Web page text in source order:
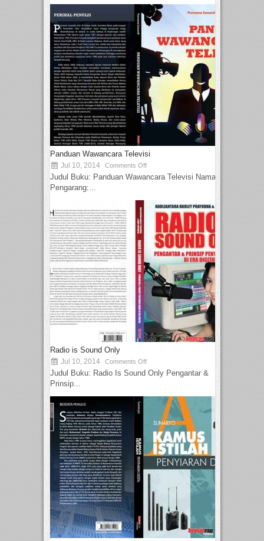
Panduan Wawancara Televisi
Jul 10, 2014 Comments Off
Judul Buku: Panduan Wawancara Televisi Nama
Pengarang:...
Radio is Sound Only
Jul 10, 2014 Comments Off
Judul Buku: Radio Is Sound Only Pengantar &
Prinsip...